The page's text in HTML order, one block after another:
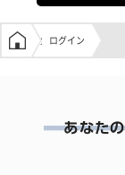
学生の窓口トップ
ログイン